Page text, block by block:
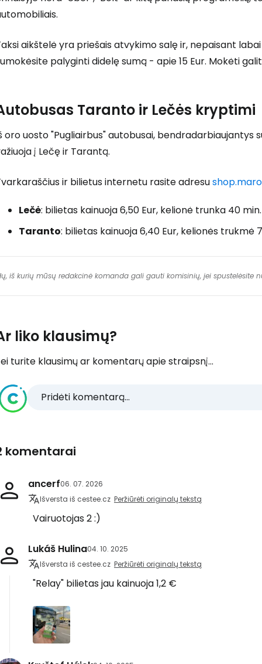
aikštelė yra priešais atvykimo salę ir, nepaisant
palyginti didelę sumą - apie 15 Eur. Mokėti
Taranto ir Lečės kryptimi
oro uosto "Pugliairbus" autobusai, bendradarbiaujantys
į Lečę ir Tarantą.
ir bilietus internetu rasite adresu
Lečė: bilietas kainuoja 6,50 Eur, kelionė trunka 40 min.
Taranto: bilietas kainuoja 6,40 Eur, kelionės trukmė
iš kurių mūsų redakcinė komanda gali gauti komisinių, jei spustelėsite
liko klausimų?
turite klausimų ar komentarų apie straipsnį...
Pridėti komentarą...
komentarai
ancerf06. 07. 2026
Išversta iš cestee.cz Peržiūrėti originalų tekstą
Vairuotojas 2 :)
Lukáš Hulina04. 10. 2025
Išversta iš cestee.cz Peržiūrėti originalų tekstą
"Relay" bilietas jau kainuoja 1,2 €